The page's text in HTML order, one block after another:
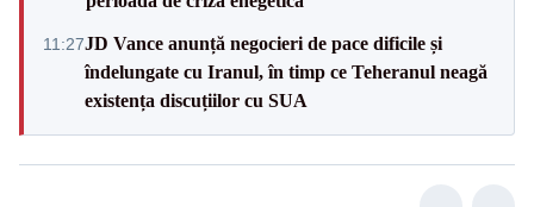
11:27JD Vance anunță negocieri de pace dificile și
îndelungate cu Iranul, în timp ce Teheranul neagă
existența discuțiilor cu SUA